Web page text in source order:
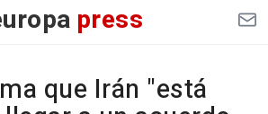
press
que Irán "está